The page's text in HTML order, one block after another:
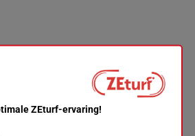
2a 4a 4a
ZEturf-ervaring!